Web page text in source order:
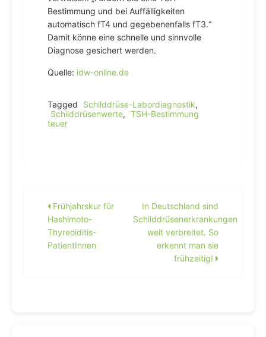
Bestimmung und bei Auffälligkeiten
automatisch fT4 und gegebenenfalls fT3.“
Damit könne eine schnelle und sinnvolle
Diagnose gesichert werden.
Quelle: idw-online.de
Tagged Schilddrüse-Labordiagnostik,
Schilddrüsenwerte, TSH-Bestimmung
teuer
Beitragsnavigation
Frühjahrskur für
Hashimoto-
Thyreoiditis-
PatientInnen
In Deutschland sind
Schilddrüsenerkrankungen
weit verbreitet. So
erkennt man sie
frühzeitig!